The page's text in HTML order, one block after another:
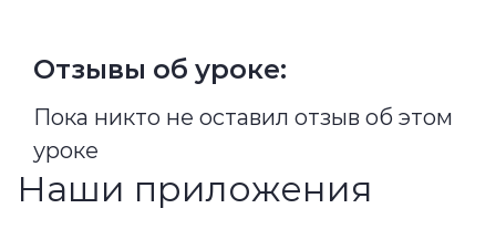
Отзывы об уроке:
Пока никто не оставил отзыв об этом
уроке
Наши приложения